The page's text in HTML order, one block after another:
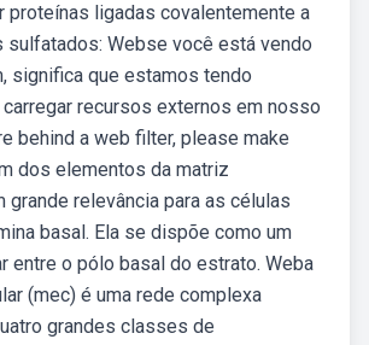
proteínas ligadas covalentemente a
Webse você está vendo
significa que estamos tendo
recursos externos em nosso
behind a web filter, please make
dos elementos da matriz
grande relevância para as células
basal. Ela se dispõe como um
entre o pólo basal do estrato. Weba
(mec) é uma rede complexa
grandes classes de